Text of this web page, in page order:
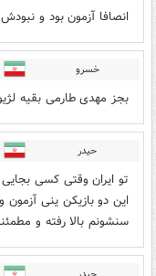
انصافا آزمون بود و
خسرو
بجز مهدی طارمی بقیه
حیدر
تو ایران وقتی کسی
این دو بازیکن ینی
سنشونم بالا رفته و